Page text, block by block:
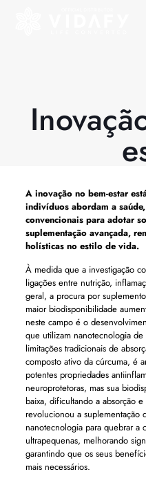
A inovação no bem-estar
indivíduos abordam a
convencionais para adotar
suplementação avançada,
holísticas no estilo de vida.
À medida que a investigação
ligações entre nutrição,
geral, a procura por
maior biodisponibilidade
neste campo é o
que utilizam nanotecnologia de
limitações tradicionais de
composto ativo da cúrcuma, é
potentes propriedades
neuroprotetoras, mas sua
baixa, dificultando a absorção
revolucionou a suplementação
nanotecnologia para quebrar a
ultrapequenas, melhorando
garantindo que os seus
mais necessários.